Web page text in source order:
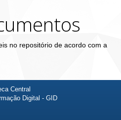
no repositório de acordo com a
Central
Digital - GID